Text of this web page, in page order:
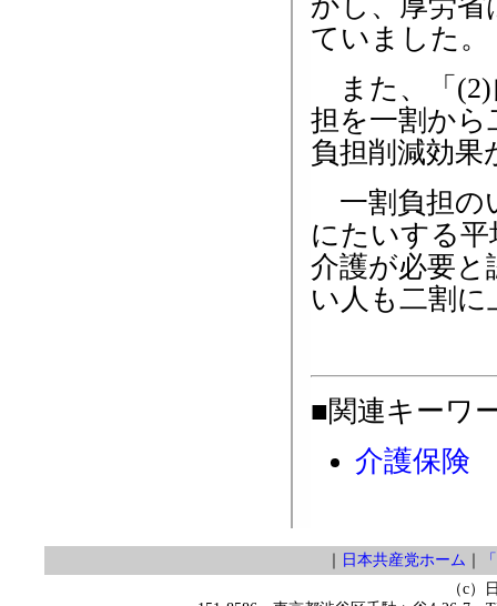
ていました。
また、「(2)
担を一割から
負担削減効
一割負担の
にたいする
介護が必要
い人も二割
■関連キーワ
介護保険
｜ 日本共産党ホーム ｜
（c）